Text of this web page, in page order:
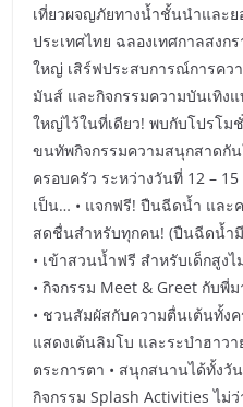
เที่ยวผจญภัยทางน้ำชั้นนำและ
ประเทศไทย ฉลองเทศกาลสงก
ใหญ่ เสิร์ฟประสบการณ์การคว
มันส์ และกิจกรรมความบันเทิง
ใหญ่ไว้ในที่เดียว! พบกับโปรโม
ขนทัพกิจกรรมความสนุกสาดกั
ครอบครัว ระหว่างวันที่ 12 – 15
เป็น… • แจกฟรี! ปืนฉีดน้ำ และ
สดชื่นสำหรับทุกคน! (ปืนฉีดน้ำ
• เข้าสวนน้ำฟรี สำหรับเด็กสูงไ
• กิจกรรม Meet & Greet กับพี่
• ชวนสัมผัสกับความตื่นเต้นทั้ง
แสดงเต้นลิมโบ และระบำฮาว
ตระการตา • สนุกสนานได้ทั้งวั
กิจกรรม Splash Activities ไม่ว่